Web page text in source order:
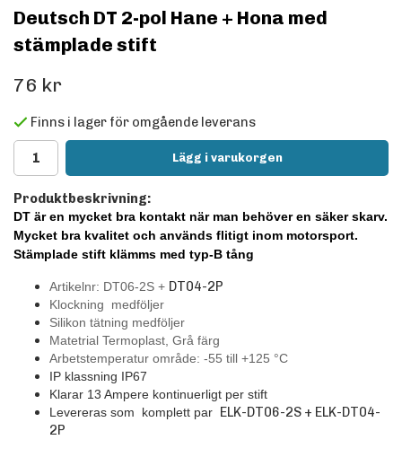
Deutsch DT 2-pol Hane + Hona med
stämplade stift
76 kr
Finns i lager för omgående leverans
Lägg i varukorgen
Produktbeskrivning:
DT är en mycket bra kontakt när man behöver en säker skarv.
Mycket bra kvalitet och används flitigt inom motorsport.
Stämplade stift klämms med typ-B tång
Artikelnr: DT06-2S + DT04-2P
Klockning medföljer
Silikon tätning medföljer
Matetrial Termoplast, Grå färg
Arbetstemperatur område: -55 till +125 °C
IP klassning IP67
Klarar 13 Ampere kontinuerligt per stift
Levereras som komplett par ELK-DT06-2S + ELK-DT04-
2P